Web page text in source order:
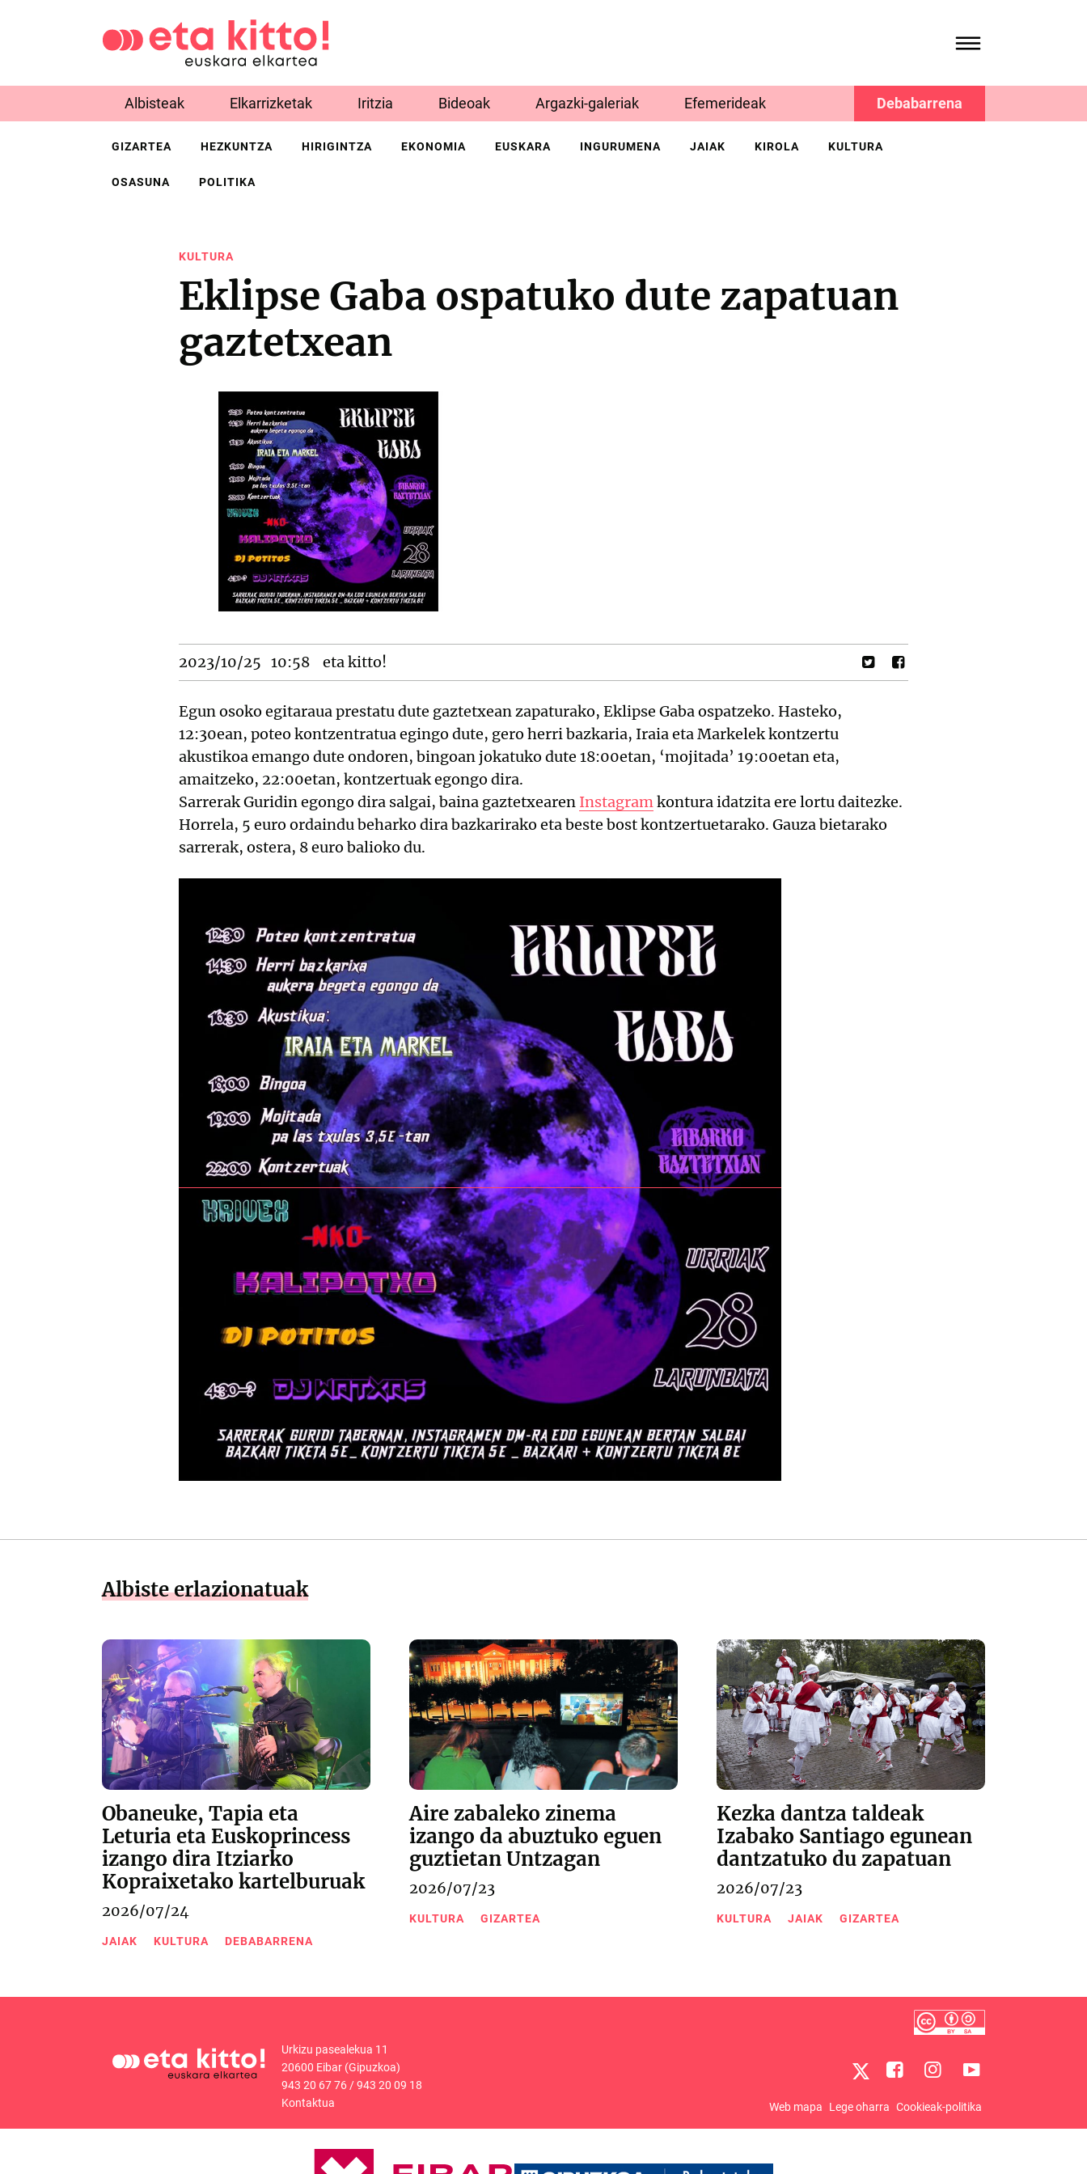
Albisteak Elkarrizketak Iritzia Bideoak Argazki-galeriak Efemerideak Debabarrena
GIZARTEA HEZKUNTZA HIRIGINTZA EKONOMIA EUSKARA INGURUMENA JAIAK KIROLA KULTURA
OSASUNA POLITIKA
KULTURA
Eklipse Gaba ospatuko dute zapatuan
gaztetxean
2023/10/25 10:58 eta kitto!
Egun osoko egitaraua prestatu dute gaztetxean zapaturako, Eklipse Gaba ospatzeko. Hasteko,
12:30ean, poteo kontzentratua egingo dute, gero herri bazkaria, Iraia eta Markelek kontzertu
akustikoa emango dute ondoren, bingoan jokatuko dute 18:00etan, ‘mojitada’ 19:00etan eta,
amaitzeko, 22:00etan, kontzertuak egongo dira.
Sarrerak Guridin egongo dira salgai, baina gaztetxearen Instagramkontura idatzita ere lortu daitezke.
Horrela, 5 euro ordaindu beharko dira bazkarirako eta beste bost kontzertuetarako. Gauza bietarako
sarrerak, ostera, 8 euro balioko du.
Albiste erlazionatuak
Obaneuke, Tapia eta
Leturia eta Euskoprincess
izango dira Itziarko
Kopraixetako kartelburuak
2026/07/24
JAIAK KULTURA DEBABARRENA
Aire zabaleko zinema
izango da abuztuko eguen
guztietan Untzagan
2026/07/23
KULTURA GIZARTEA
Kezka dantza taldeak
Izabako Santiago egunean
dantzatuko du zapatuan
2026/07/23
KULTURA JAIAK GIZARTEA
Urkizu pasealekua 11
20600 Eibar (Gipuzkoa)
943 20 67 76/943 20 09 18
Kontaktua
Web mapa Lege oharra Cookieak-politika